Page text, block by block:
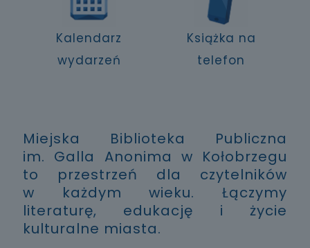
Kalendarz
wydarzeń
Książka na
telefon
Miejska Biblioteka Publiczna
im. Galla Anonima w Kołobrzegu
to przestrzeń dla czytelników
w każdym wieku. Łączymy
literaturę, edukację i życie
kulturalne miasta.